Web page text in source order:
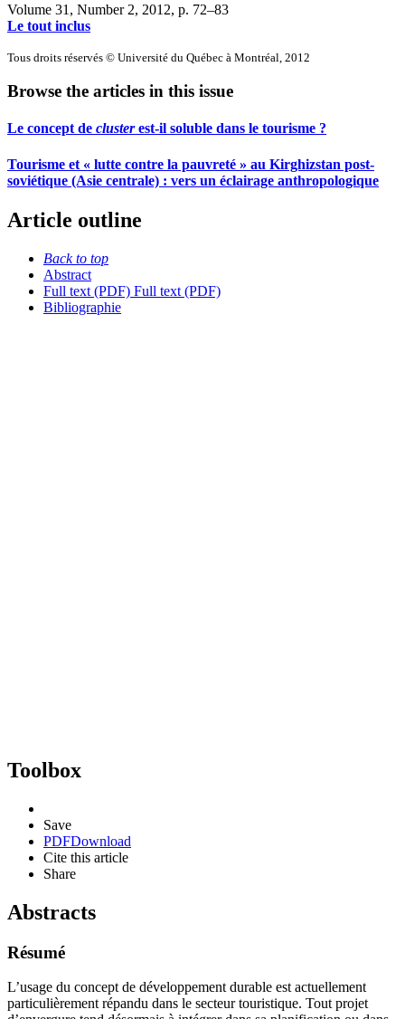
Volume 31, Number 2, 2012, p. 72–83
Le tout inclus
Tous droits réservés © Université du Québec à Montréal, 2012
Browse the articles in this issue
Le concept de clusterest-il soluble dans le tourisme ?
Tourisme et « lutte contre la pauvreté » au Kirghizstan post-
soviétique (Asie centrale) : vers un éclairage anthropologique
Article outline
Back to top
Abstract
Full text (PDF) Full text (PDF)
Bibliographie
Toolbox
Save
PDFDownload
Cite this article
Share
Abstracts
Résumé
L’usage du concept de développement durable est actuellement
particulièrement répandu dans le secteur touristique. Tout projet